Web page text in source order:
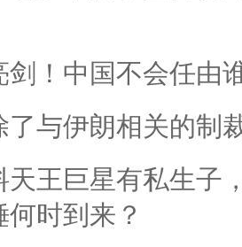
剑！中国不会任由
了与伊朗相关的制
天王巨星有私生子
时到来？